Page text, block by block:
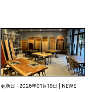
更新日 : 2026年01月19日 | NEWS